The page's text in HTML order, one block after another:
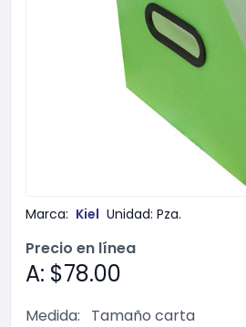
Marca: Kiel Unidad: Pza.
Precio en línea
A: $78.00
Medida:
Tamaño carta